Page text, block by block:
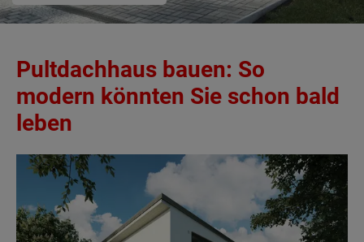
Pultdachhaus bauen: So
modern könnten Sie schon bald
leben